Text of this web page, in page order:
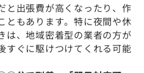
と出張費が高くなったり、作
ともあります。特に夜間や休
は、地域密着型の業者の方が
すぐに駆けつけてくれる可能